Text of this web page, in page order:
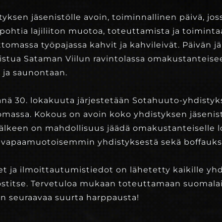
jäsenistölle avoin, toiminnallinen päivä,
lajiliiton muotoa, toteuttamista ja
työpajassa kahvit ja kahvileivät. Päivän
Sataman Viilun ravintolassa
saunontaan.
30. lokakuuta järjestetään Sotahuuto-
Kokous on avoin koko yhdistyksen
on mahdollisuus jäädä omakustanteiselle
yhdistyksestä sekä
ja ilmoittautumistiedot on lähetetty kaikille
Tervetuloa mukaan toteuttamaan
seuraavaa suurta harppausta!